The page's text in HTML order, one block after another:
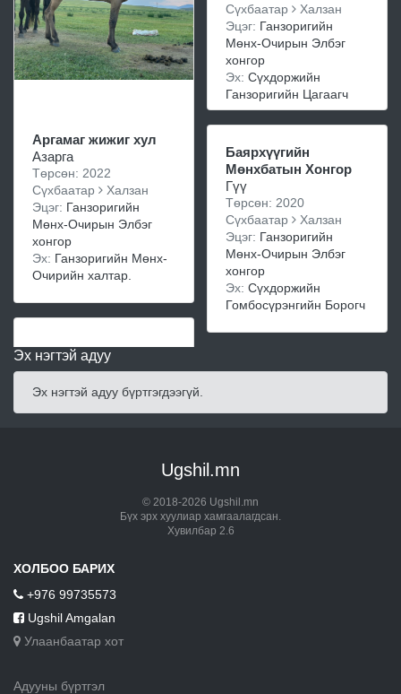
Аргамаг жижиг хул
Азарга
Төрсөн: 2022
Сүхбаатар
Халзан
Эцэг: Ганзоригийн
Мөнх-Очирын Элбэг
хонгор
Эх: Ганзоригийн Мөнх-
Очирийн халтар.
Сүхбаатар
Халзан
Эцэг: Ганзоригийн
Мөнх-Очирын Элбэг
хонгор
Эх: Сүхдоржийн
Ганзоригийн Цагаагч
Баярхүүгийн
Мөнхбатын Хонгор
Гүү
Төрсөн: 2020
Сүхбаатар
Халзан
Эцэг: Ганзоригийн
Мөнх-Очирын Элбэг
хонгор
Эх: Сүхдоржийн
Гомбосүрэнгийн Борогч
Эх нэгтэй адуу
Эх нэгтэй адуу бүртгэгдээгүй.
Ugshil.mn
© 2018-2026 Ugshil.mn
Бүх эрх хуулиар хамгаалагдсан.
Хувилбар 2.6
ХОЛБОО БАРИХ
+976 99735573
Ugshil Amgalan
Улаанбаатар хот
Адууны бүртгэл